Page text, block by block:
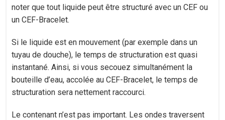
noter que tout liquide peut être structuré avec un CEF ou
un CEF-Bracelet.
Si le liquide est en mouvement (par exemple dans un
tuyau de douche), le temps de structuration est quasi
instantané. Ainsi, si vous secouez simultanément la
bouteille d’eau, accolée au CEF-Bracelet, le temps de
structuration sera nettement raccourci.
Le contenant n’est pas important. Les ondes traversent